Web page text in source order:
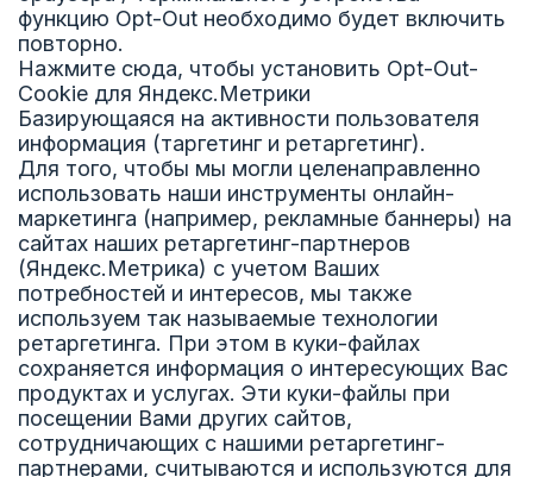
функцию Opt-Out необходимо будет включить
повторно.
Нажмите сюда, чтобы установить Opt-Out-
Cookie для Яндекс.Метрики
Базирующаяся на активности пользователя
информация (таргетинг и ретаргетинг).
Для того, чтобы мы могли целенаправленно
использовать наши инструменты онлайн-
маркетинга (например, рекламные баннеры) на
сайтах наших ретаргетинг-партнеров
(Яндекс.Метрика) с учетом Ваших
потребностей и интересов, мы также
используем так называемые технологии
ретаргетинга. При этом в куки-файлах
сохраняется информация о интересующих Вас
продуктах и услугах. Эти куки-файлы при
посещении Вами других сайтов,
сотрудничающих с нашими ретаргетинг-
партнерами, считываются и используются для